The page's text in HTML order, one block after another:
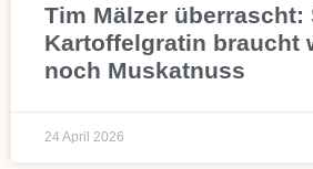
Tim Mälzer überrascht:
Kartoffelgratin braucht
noch Muskatnuss
24 April 2026